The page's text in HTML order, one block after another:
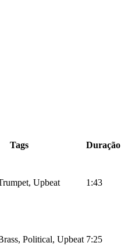
Tags Duração
Upbeat 1:43
Political, Upbeat 7:25